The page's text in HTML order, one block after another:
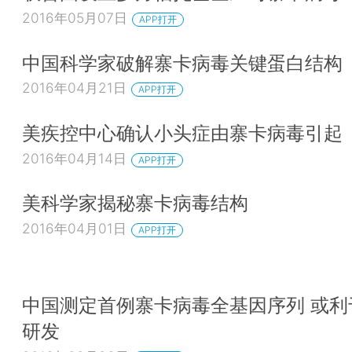
2016年05月07日 APP打开
中国科学家破解寨卡病毒关键蛋白结构
2016年04月21日 APP打开
美疾控中心确认小头症由寨卡病毒引起
2016年04月14日 APP打开
美科学家揭秘寨卡病毒结构
2016年04月01日 APP打开
中国测定首例寨卡病毒全基因序列 或
研发